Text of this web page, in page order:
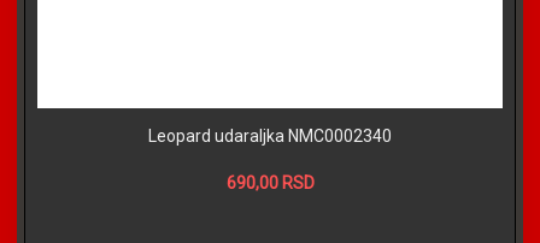
Leopard udaraljka NMC0002340
690,00 RSD